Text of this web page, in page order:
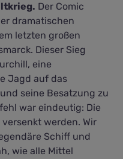
Der Comic
dramatischen
letzten großen
Dieser Sieg
eine
Jagd auf das
seine Besatzung zu
war eindeutig: Die
werden. Wir
Schiff und
wie alle Mittel